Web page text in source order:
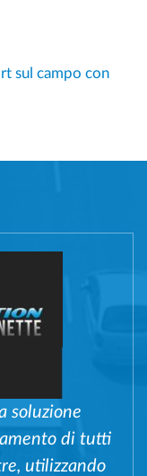
sul campo con
soluzione
di tutti
utilizzando